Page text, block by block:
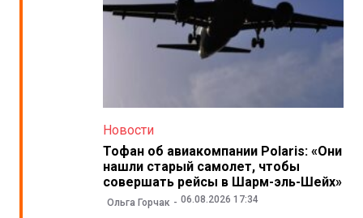
Новости
Тофан об авиакомпании Polaris: «Они
нашли старый самолет, чтобы
совершать рейсы в Шарм-эль-Шейх»
Ольга Горчак 06.08.2026 17:34